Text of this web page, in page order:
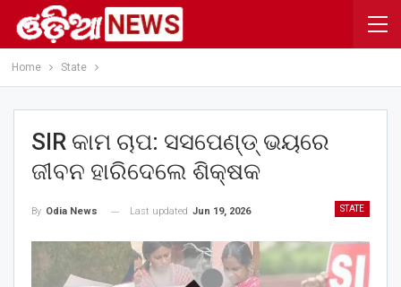
Home State
SIR କାମ ଚାପ: ସସପେଣ୍ଡ୍ ଭୟରେ
ଜୀବନ ହାରିଦେଲେ ଶିକ୍ଷକ
STATE
By Odia News Last updated Jun 19, 2026